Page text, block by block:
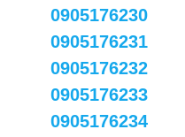
0905176230
0905176231
0905176232
0905176233
0905176234